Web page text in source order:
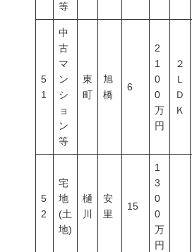
等
5
1
中
古
マ
ン
シ
ョ
ン
等
東
町
旭
橋
6
2
1
0
0
万
円
２
Ｌ
Ｄ
Ｋ
5
2
宅
地
(土
地)
樋
川
安
里
15
1
3
0
0
万
円